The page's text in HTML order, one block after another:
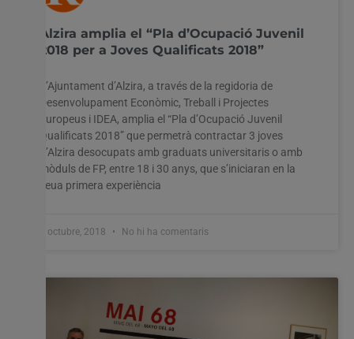
Alzira amplia el “Pla d’Ocupació Juvenil
2018 per a Joves Qualificats 2018”
L’Ajuntament d’Alzira, a través de la regidoria de
Desenvolupament Econòmic, Treball i Projectes
Europeus i IDEA, amplia el “Pla d’Ocupació Juvenil
Qualificats 2018” que permetrà contractar 3 joves
d’Alzira desocupats amb graduats universitaris o amb
mòduls de FP, entre 18 i 30 anys, que s’iniciaran en la
seua primera experiència
3 octubre, 2018 No hi ha comentaris